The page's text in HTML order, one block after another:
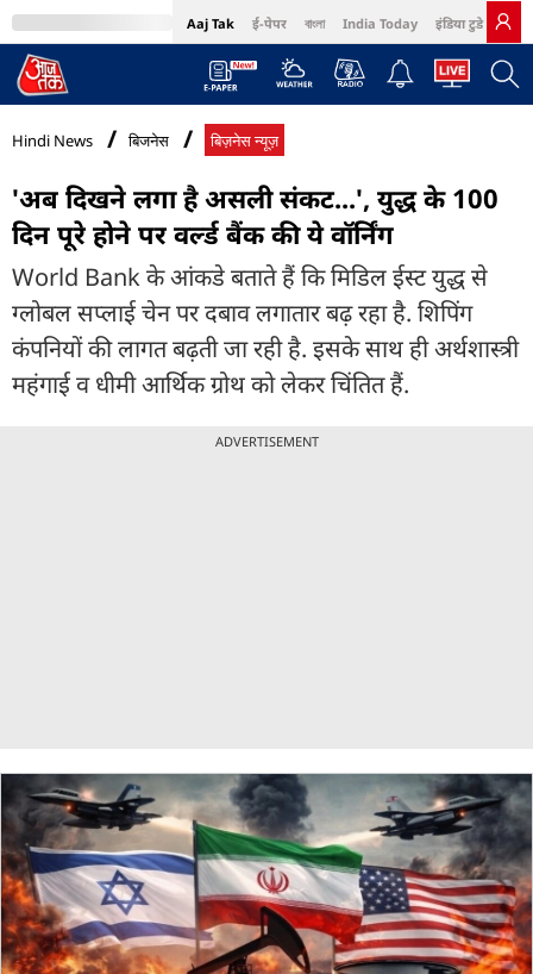
Aaj Tak ई-पेपर বাংলা India Today इंडिया टुडे हिंदी
MumbaiTak Cosmopolitan Harper's Bazaar Northeast
Hindi News बिजनेस बिज़नेस न्यूज़
'अब दिखने लगा है असली संकट...', युद्ध के 100
दिन पूरे होने पर वर्ल्ड बैंक की ये वॉर्निंग
World Bank के आंकडे बताते हैं कि मिडिल ईस्ट युद्ध से
ग्लोबल सप्लाई चेन पर दबाव लगातार बढ़ रहा है. शिपिंग
कंपनियों की लागत बढ़ती जा रही है. इसके साथ ही अर्थशास्त्री
महंगाई व धीमी आर्थिक ग्रोथ को लेकर चिंतित हैं.
ADVERTISEMENT